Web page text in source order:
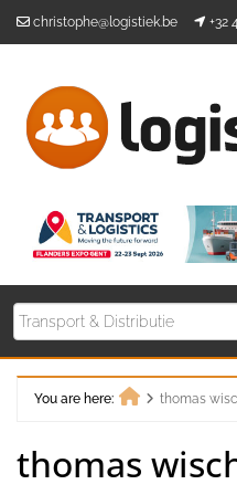
christophe@logistiek.be +32
You are here:
thomas
thomas